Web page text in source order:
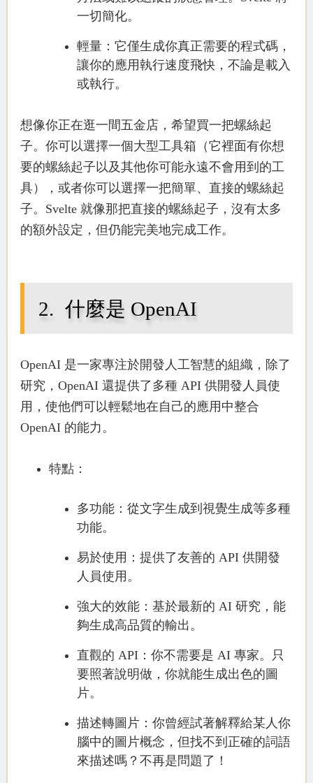
一切簡化。
輕量 ：它僅生成你真正需要的程式碼，
讓你的應用執行速度飛快，不論是載入
或執行。
想像你正在逛一間五金店，希望買一把螺絲起
子。你可以選擇一個大型工具箱（它裡面有你想
要的螺絲起子以及其他你可能永遠不會用到的工
具），或者你可以選擇一把簡單、直接的螺絲起
子。 Svelte 就像那把直接的螺絲起子 ，沒有太多
的額外設定，但仍能完美地完成工作。
什麼是 OpenAI
OpenAI 是一家專注於開發人工智慧的組織，除了
研究，OpenAI 還提供了多種 API 供開發人員使
用，使他們可以輕鬆地在自己的應用中整合
OpenAI 的能力。
特點：
多功能 ：從文字生成到視覺生成等多種
功能。
易於使用 ：提供了友善的 API 供開發
人員使用。
強大的效能 ：基於最新的 AI 研究，能
夠生成高品質的輸出。
直觀的 API ：你不需要是 AI 專家。只
要照著說明做，你就能生成出色的圖
片。
描述轉圖片 ：你曾經試著解釋給某人你
腦中的圖片概念，但找不到正確的詞語
來描述嗎？不再是問題了！